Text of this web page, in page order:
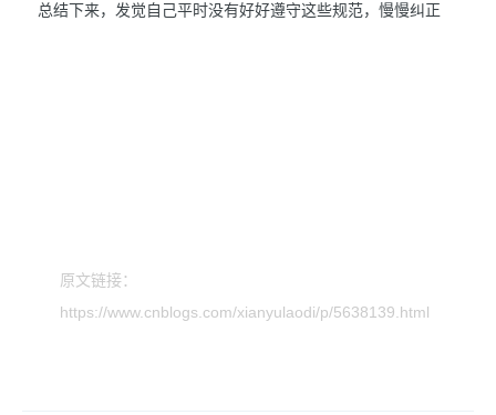
总结下来，发觉自己平时没有好好遵守这些规范，慢慢纠正
原文链接：
https://www.cnblogs.com/xianyulaodi/p/5638139.html